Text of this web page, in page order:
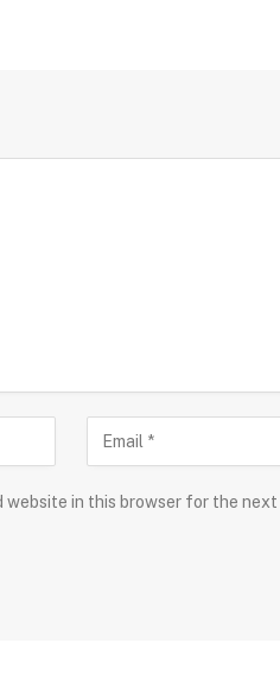
website in this browser for the